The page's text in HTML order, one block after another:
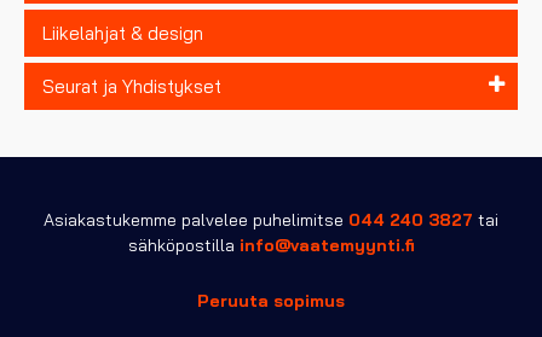
Liikelahjat & design
Seurat ja Yhdistykset
Asiakastukemme palvelee puhelimitse 044 240 3827 tai
sähköpostilla info@vaatemyynti.fi
Peruuta sopimus